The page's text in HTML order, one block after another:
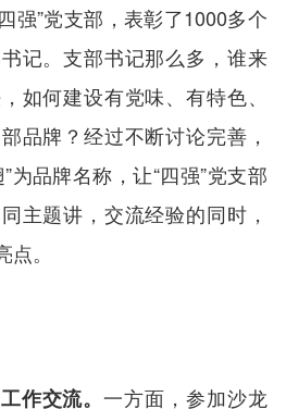
强”党支部，表彰了1000多个
记。支部书记那么多，谁来
如何建设有党味、有特色、
品牌？经过不断讨论完善，
为品牌名称，让“四强”党支部
主题讲，交流经验的同时，
。
作交流。一方面，参加沙龙